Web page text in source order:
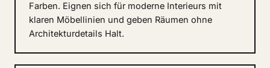
Farben. Eignen sich für moderne Interieurs mit
klaren Möbellinien und geben Räumen ohne
Architekturdetails Halt.